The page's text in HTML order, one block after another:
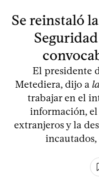
Se reinstaló
El presidente
Metediera, dijo a
trabajar en el
información,
extranjeros y la